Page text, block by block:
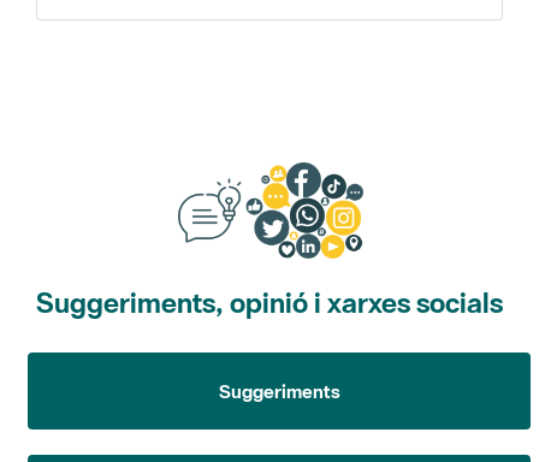
Suggeriments, opinió i xarxes socials
Suggeriments